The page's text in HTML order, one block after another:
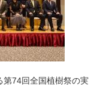
74回全国植樹祭の実